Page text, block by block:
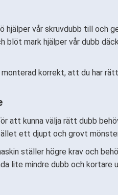
hjälper vår skruvdubb till
blöt mark hjälper vår dubb
korrekt, att du har
att kunna välja rätt dubb
ett djupt och grovt
ställer högre krav och
lite mindre dubb och kortare